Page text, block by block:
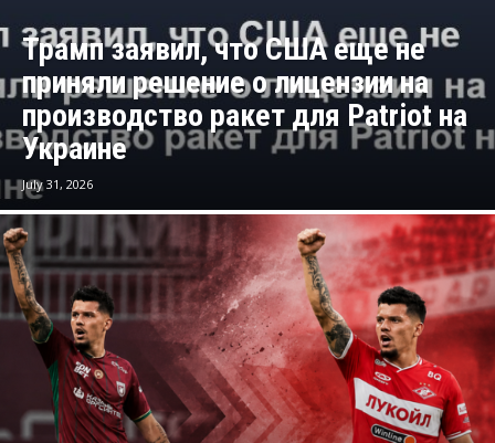
Трамп заявил, что США еще не
приняли решение о лицензии на
производство ракет для Patriot на
Украине
July 31, 2026